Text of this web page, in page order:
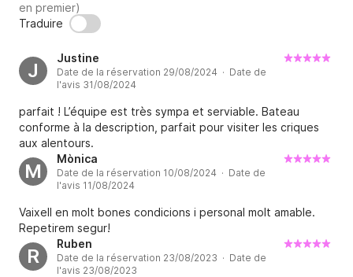
en premier)
Traduire
J
Justine
Date de la réservation 29/08/2024 · Date de
l'avis 31/08/2024
parfait ! L’équipe est très sympa et serviable. Bateau
conforme à la description, parfait pour visiter les criques
aux alentours.
M
Mònica
Date de la réservation 10/08/2024 · Date de
l'avis 11/08/2024
Vaixell en molt bones condicions i personal molt amable.
Repetirem segur!
R
Ruben
Date de la réservation 23/08/2023 · Date de
l'avis 23/08/2023